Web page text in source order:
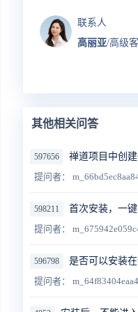
联系人
高丽亚/高级
其他相关问答
597656
禅道项目中创
提问者：
598211
首次安装，一
提问者：
596798
是否可以安装
提问者：